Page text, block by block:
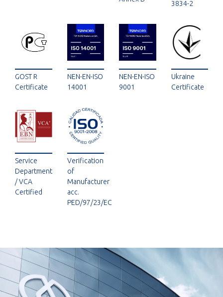
3834-2
GOST R
Certificate
NEN-EN-ISO
14001
NEN-EN-ISO
9001
Ukraine
Certificate
Service
Department
/ VCA
Certified
Verification
of
Manufacturer
acc.
PED/97/23/EC